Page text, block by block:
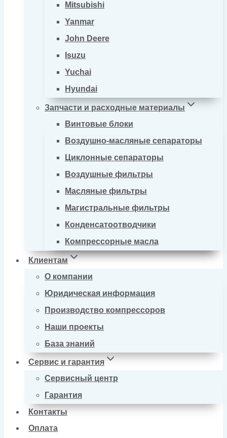
Mitsubishi
Yanmar
John Deere
Isuzu
Yuchai
Hyundai
Запчасти и расходные материалы
Винтовые блоки
Воздушно-масляные сепараторы
Циклонные сепараторы
Воздушные фильтры
Масляные фильтры
Магистральные фильтры
Конденсатоотводчики
Компрессорные масла
Клиентам
О компании
Юридическая информация
Производство компрессоров
Наши проекты
База знаний
Сервис и гарантия
Сервисный центр
Гарантия
Контакты
Оплата